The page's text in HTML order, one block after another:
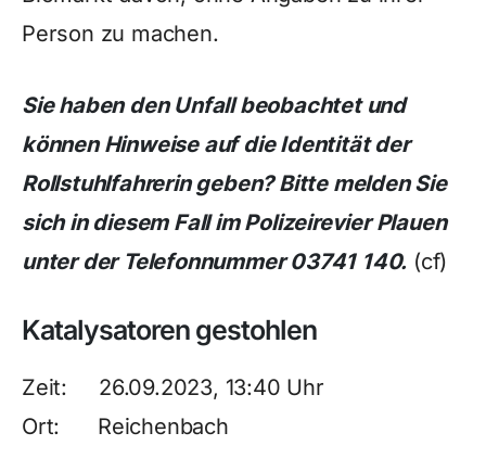
Person zu machen.
Sie haben den Unfall beobachtet und
können Hinweise auf die Identität der
Rollstuhlfahrerin geben? Bitte melden Sie
sich in diesem Fall im Polizeirevier Plauen
unter der Telefonnummer 03741 140. (cf)
Katalysatoren gestohlen
Zeit: 26.09.2023, 13:40 Uhr
Ort: Reichenbach